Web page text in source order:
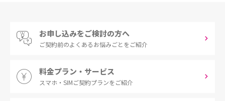
お申し込みをご検討の方へ
ご契約前のよくあるお悩みごとをご紹介
料金プラン・サービス
スマホ・SIMご契約プランをご紹介